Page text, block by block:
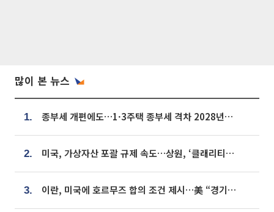
많이 본 뉴스
1. 종부세 개편에도…1·3주택 종부세 격차 2028년부터 확대
2. 미국, 가상자산 포괄 규제 속도…상원, ‘클래리티법’ 9월 절차투표 추진
3. 이란, 미국에 호르무즈 합의 조건 제시…美 “경기 아직 안 끝나” [종합]